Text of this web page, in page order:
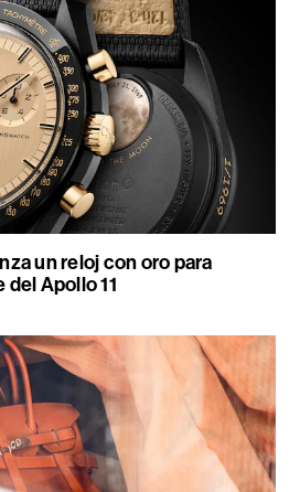
un reloj con oro para
Apollo 11